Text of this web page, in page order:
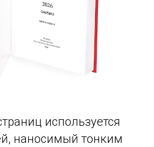
используется
наносимый тонким